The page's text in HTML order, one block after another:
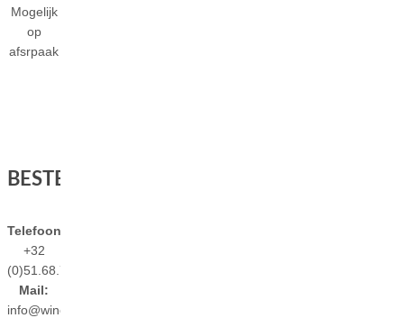
Mogelijk
op
afsrpaak
BESTELLEN
Telefoon:
+32
(0)51.68.79.84
Mail:
info@wines4you.be